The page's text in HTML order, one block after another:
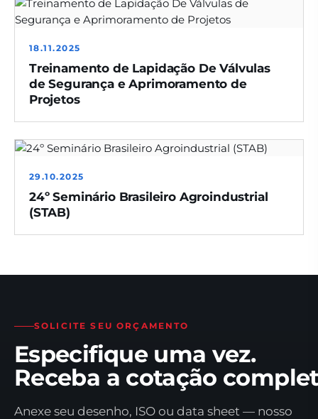
18.11.2025
Treinamento de Lapidação De Válvulas
de Segurança e Aprimoramento de
Projetos
29.10.2025
24º Seminário Brasileiro Agroindustrial
(STAB)
SOLICITE SEU ORÇAMENTO
Especifique uma vez.
Receba a cotação
Anexe seu desenho, ISO ou data sheet — nosso